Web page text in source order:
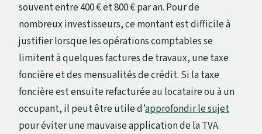
souvent entre 400 € et 800 € par an. Pour de
nombreux investisseurs, ce montant est difficile à
justifier lorsque les opérations comptables se
limitent à quelques factures de travaux, une taxe
foncière et des mensualités de crédit. Si la taxe
foncière est ensuite refacturée au locataire ou à un
occupant, il peut être utile d’approfondir le sujet
pour éviter une mauvaise application de la TVA.